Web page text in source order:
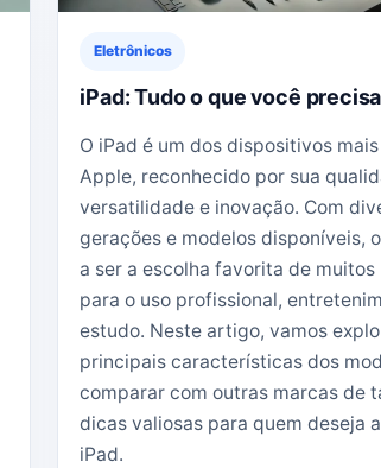
Eletrônicos
iPad: Tudo o que você
O iPad é um dos dispositivos
Apple, reconhecido por sua
versatilidade e inovação. Com
gerações e modelos disponíveis,
a ser a escolha favorita de muitos
para o uso profissional,
estudo. Neste artigo, vamos
principais características dos
comparar com outras marcas de
dicas valiosas para quem deseja
iPad.